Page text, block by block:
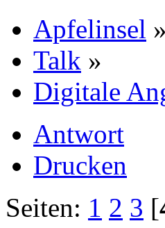
Apfelinsel »
Talk »
Digitale
Antwort
Drucken
Seiten: 1 2 3 [